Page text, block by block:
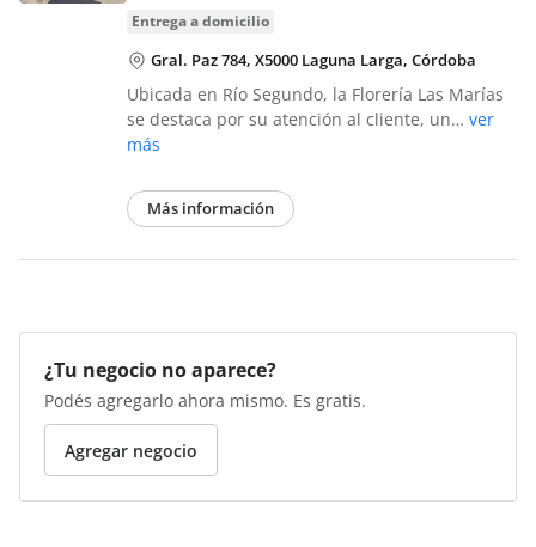
entrega a domicilio
Gral. Paz 784, X5000 Laguna Larga, Córdoba
Ubicada en Río Segundo, la Florería Las Marías
se destaca por su atención al cliente, un… ver
más
Más información
¿Tu negocio no aparece?
Podés agregarlo ahora mismo. Es gratis.
Agregar negocio